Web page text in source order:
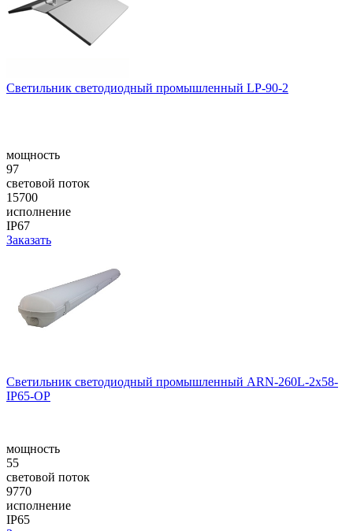
Светильник светодиодный промышленный LP-90-2
мощность
97
световой поток
15700
исполнение
IP67
Заказать
Светильник светодиодный промышленный ARN-260L-2x58-
IP65-OP
мощность
55
световой поток
9770
исполнение
IP65